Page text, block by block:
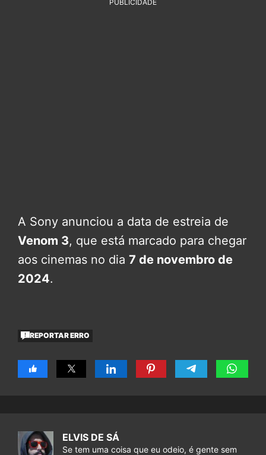
PUBLICIDADE
A Sony anunciou a data de estreia de
Venom 3, que está marcado para chegar
aos cinemas no dia 7 de novembro de
2024.
REPORTAR ERRO
ELVIS DE SÁ
Se tem uma coisa que eu odeio, é gente sem